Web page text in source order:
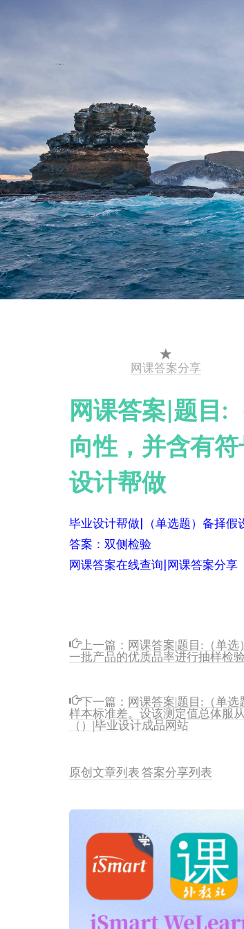
网课答案分享
网课答案|题目:
向性，并含有
设计帮做
毕业设计帮做|（单选题）备择假
答案：双侧检验
网课答案在线查询|网课答案分享
上一篇： 网课答案|题目:（单
一批产品的优质品率进行抽样检
下一篇： 网课答案|题目:（单选
样本标准差。设该测定值总体服
（）|毕业设计成品网站
原创文章列表答案分享列表